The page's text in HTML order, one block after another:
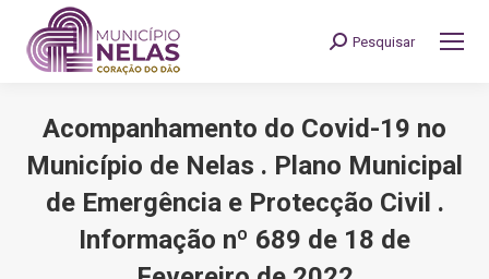
Search:
Pesquisar
Acompanhamento do Covid-19 no
Município de Nelas . Plano Municipal
de Emergência e Protecção Civil .
Informação nº 689 de 18 de